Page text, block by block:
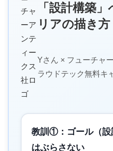
「設計構築
リアの描き方
Yさん × フューチャ
ラウドテック無料キ
教訓①：ゴール（設
はぶらさない